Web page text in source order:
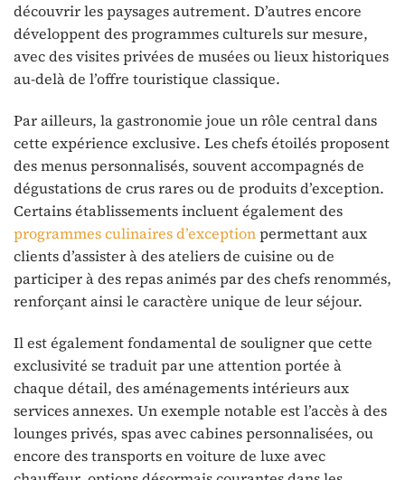
découvrir les paysages autrement. D’autres encore
développent des programmes culturels sur mesure,
avec des visites privées de musées ou lieux historiques
au-delà de l’offre touristique classique.
Par ailleurs, la gastronomie joue un rôle central dans
cette expérience exclusive. Les chefs étoilés proposent
des menus personnalisés, souvent accompagnés de
dégustations de crus rares ou de produits d’exception.
Certains établissements incluent également des
programmes culinaires d’exceptionpermettant aux
clients d’assister à des ateliers de cuisine ou de
participer à des repas animés par des chefs renommés,
renforçant ainsi le caractère unique de leur séjour.
Il est également fondamental de souligner que cette
exclusivité se traduit par une attention portée à
chaque détail, des aménagements intérieurs aux
services annexes. Un exemple notable est l’accès à des
lounges privés, spas avec cabines personnalisées, ou
encore des transports en voiture de luxe avec